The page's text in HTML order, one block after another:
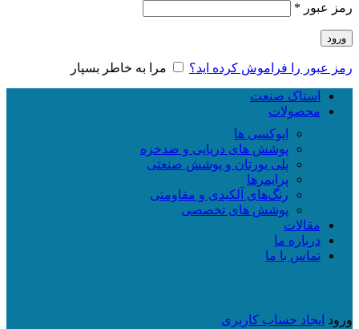
رمز عبور *
ورود
رمز عبور را فراموش کرده اید؟ مرا به خاطر بسپار
استاک صنعت
محصولات
اپوکسی ها
پوشش های دریایی و ضدخزه
پلی یورتان و پوشش صنعتی
پرایمرها
رنگ‌های آلکیدی و مقاومتی
پوشش های تخصصی
مقالات
درباره ما
تماس با ما
ورود ایجاد حساب کاربری